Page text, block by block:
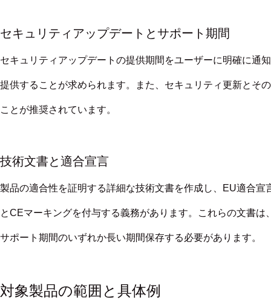
セキュリティアップデートとサポート期間
セキュリティアップデートの提供期間をユーザーに明確に通
提供することが求められます。また、セキュリティ更新とそ
ことが推奨されています。
技術文書と適合宣言
製品の適合性を証明する詳細な技術文書を作成し、EU適合
とCEマーキングを付与する義務があります。これらの文書
サポート期間のいずれか長い期間保存する必要があります。
対象製品の範囲と具体例